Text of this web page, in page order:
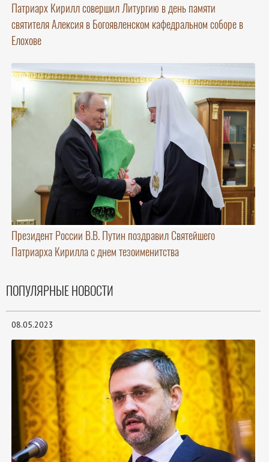
Патриарх Кирилл совершил Литургию в день памяти
святителя Алексия в Богоявленском кафедральном соборе в
Елохове
Президент России В.В. Путин поздравил Святейшего
Патриарха Кирилла с днем тезоименитства
ПОПУЛЯРНЫЕ НОВОСТИ
08.05.2023